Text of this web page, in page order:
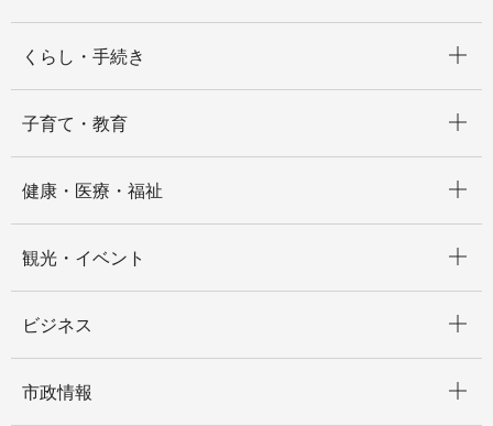
くらし・手続き
子育て・教育
健康・医療・福祉
観光・イベント
ビジネス
市政情報